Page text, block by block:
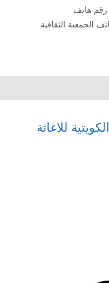
رقم هاتف
الجمعية الثقافية
للاغاثة